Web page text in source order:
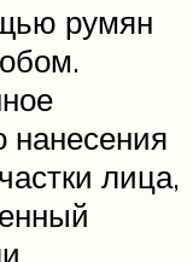
румян
нанесения
лица,